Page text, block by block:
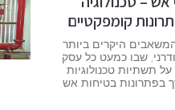
קומפקטיים
היקרים ביותר
שבו כמעט כל עסק
תשתיות טכנולוגיות
בפתרונות בטיחות אש